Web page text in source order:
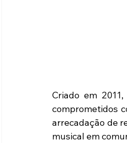
Criado em
comprometidos
arrecadação de
musical em